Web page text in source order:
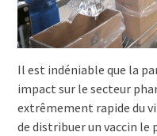
Il est indéniable que la
impact sur le secteur
extrêmement rapide du
de distribuer un vaccin